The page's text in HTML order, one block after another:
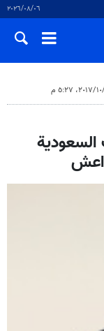
٠٦‏/٠٨‏/٢٠٢٦
السعودية